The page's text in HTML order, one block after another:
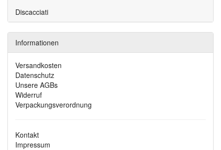
Discacciati
Informationen
Versandkosten
Datenschutz
Unsere AGBs
Widerruf
Verpackungsverordnung
Kontakt
Impressum